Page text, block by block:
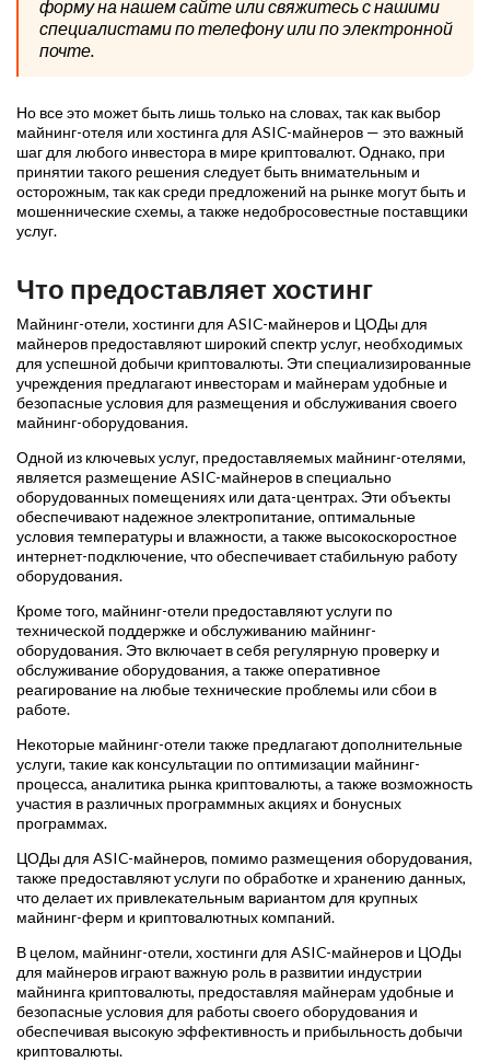
форму на нашем сайте или свяжитесь с нашими
специалистами по телефону или по электронной
почте.
Но все это может быть лишь только на словах, так как выбор
майнинг-отеля или хостинга для ASIC-майнеров — это важный
шаг для любого инвестора в мире криптовалют. Однако, при
принятии такого решения следует быть внимательным и
осторожным, так как среди предложений на рынке могут быть и
мошеннические схемы, а также недобросовестные поставщики
услуг.
Что предоставляет хостинг
Майнинг-отели, хостинги для ASIC-майнеров и ЦОДы для
майнеров предоставляют широкий спектр услуг, необходимых
для успешной добычи криптовалюты. Эти специализированные
учреждения предлагают инвесторам и майнерам удобные и
безопасные условия для размещения и обслуживания своего
майнинг-оборудования.
Одной из ключевых услуг, предоставляемых майнинг-отелями,
является размещение ASIC-майнеров в специально
оборудованных помещениях или дата-центрах. Эти объекты
обеспечивают надежное электропитание, оптимальные
условия температуры и влажности, а также высокоскоростное
интернет-подключение, что обеспечивает стабильную работу
оборудования.
Кроме того, майнинг-отели предоставляют услуги по
технической поддержке и обслуживанию майнинг-
оборудования. Это включает в себя регулярную проверку и
обслуживание оборудования, а также оперативное
реагирование на любые технические проблемы или сбои в
работе.
Некоторые майнинг-отели также предлагают дополнительные
услуги, такие как консультации по оптимизации майнинг-
процесса, аналитика рынка криптовалюты, а также возможность
участия в различных программных акциях и бонусных
программах.
ЦОДы для ASIC-майнеров, помимо размещения оборудования,
также предоставляют услуги по обработке и хранению данных,
что делает их привлекательным вариантом для крупных
майнинг-ферм и криптовалютных компаний.
В целом, майнинг-отели, хостинги для ASIC-майнеров и ЦОДы
для майнеров играют важную роль в развитии индустрии
майнинга криптовалюты, предоставляя майнерам удобные и
безопасные условия для работы своего оборудования и
обеспечивая высокую эффективность и прибыльность добычи
криптовалюты.